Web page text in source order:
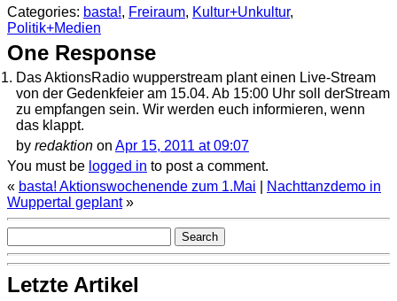
Categories: basta!, Freiraum, Kultur+Unkultur,
Politik+Medien
One Response
Das AktionsRadio wupperstream plant einen Live-Stream
von der Gedenkfeier am 15.04. Ab 15:00 Uhr soll derStream
zu empfangen sein. Wir werden euch informieren, wenn
das klappt.
by redaktion on Apr 15, 2011 at 09:07
You must be logged in to post a comment.
« basta! Aktionswochenende zum 1.Mai
Nachttanzdemo in
Wuppertal geplant »
Letzte Artikel